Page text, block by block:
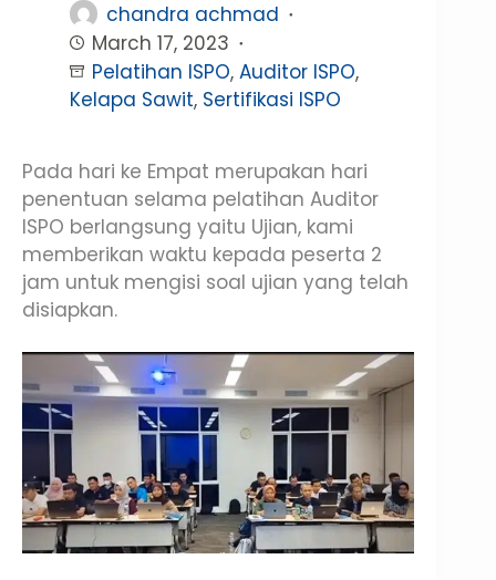
chandra achmad
March 17, 2023
Pelatihan ISPO, Auditor ISPO,
Kelapa Sawit, Sertifikasi ISPO
Pada hari ke Empat merupakan hari
penentuan selama pelatihan Auditor
ISPO berlangsung yaitu Ujian, kami
memberikan waktu kepada peserta 2
jam untuk mengisi soal ujian yang telah
disiapkan.